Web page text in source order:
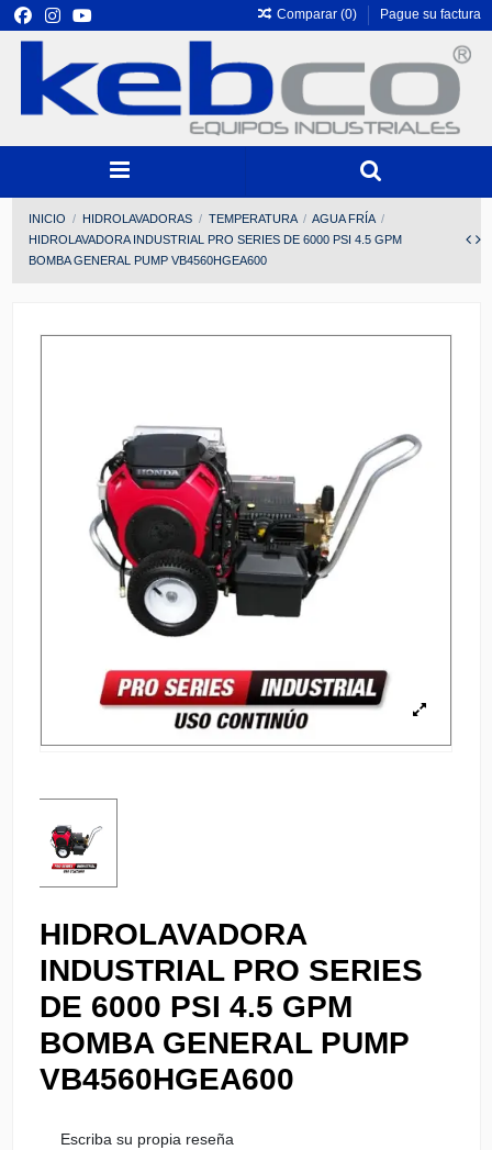
Comparar (0) Pague su factura
INICIO HIDROLAVADORAS TEMPERATURA
AGUA FRÍA
HIDROLAVADORA INDUSTRIAL PRO SERIES DE 6000 PSI 4.5 GPM
BOMBA GENERAL PUMP VB4560HGEA600
HIDROLAVADORA
INDUSTRIAL PRO SERIES
DE 6000 PSI 4.5 GPM
BOMBA GENERAL PUMP
VB4560HGEA600
Escriba su propia reseña